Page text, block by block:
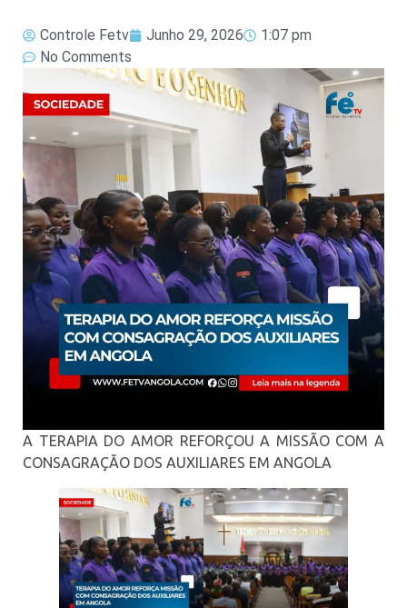
Controle Fetv Junho 29, 2026
1:07 pm
No Comments
A TERAPIA DO AMOR REFORÇOU A MISSÃO COM A
CONSAGRAÇÃO DOS AUXILIARES EM ANGOLA